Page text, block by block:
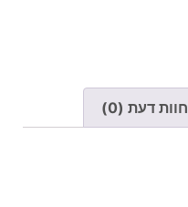
חוות דעת (0)